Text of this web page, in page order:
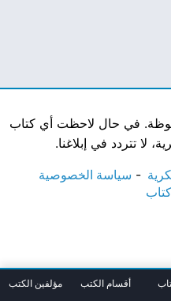
في حال لاحظت أي كتاب
لا تتردد في إبلاغنا.
سياسة الخصوصية
أقسام الكتب مؤلفين الكتب